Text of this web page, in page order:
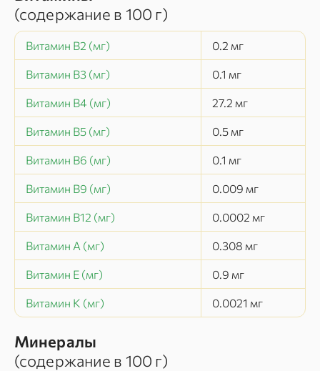
(содержание в 100 г)
Витамин B2 (мг) 0.2 мг
Витамин B3 (мг) 0.1 мг
Витамин B4 (мг) 27.2 мг
Витамин B5 (мг) 0.5 мг
Витамин B6 (мг) 0.1 мг
Витамин B9 (мг) 0.009 мг
Витамин B12 (мг) 0.0002 мг
Витамин A (мг) 0.308 мг
Витамин E (мг) 0.9 мг
Витамин K (мг) 0.0021 мг
Минералы
(содержание в 100 г)